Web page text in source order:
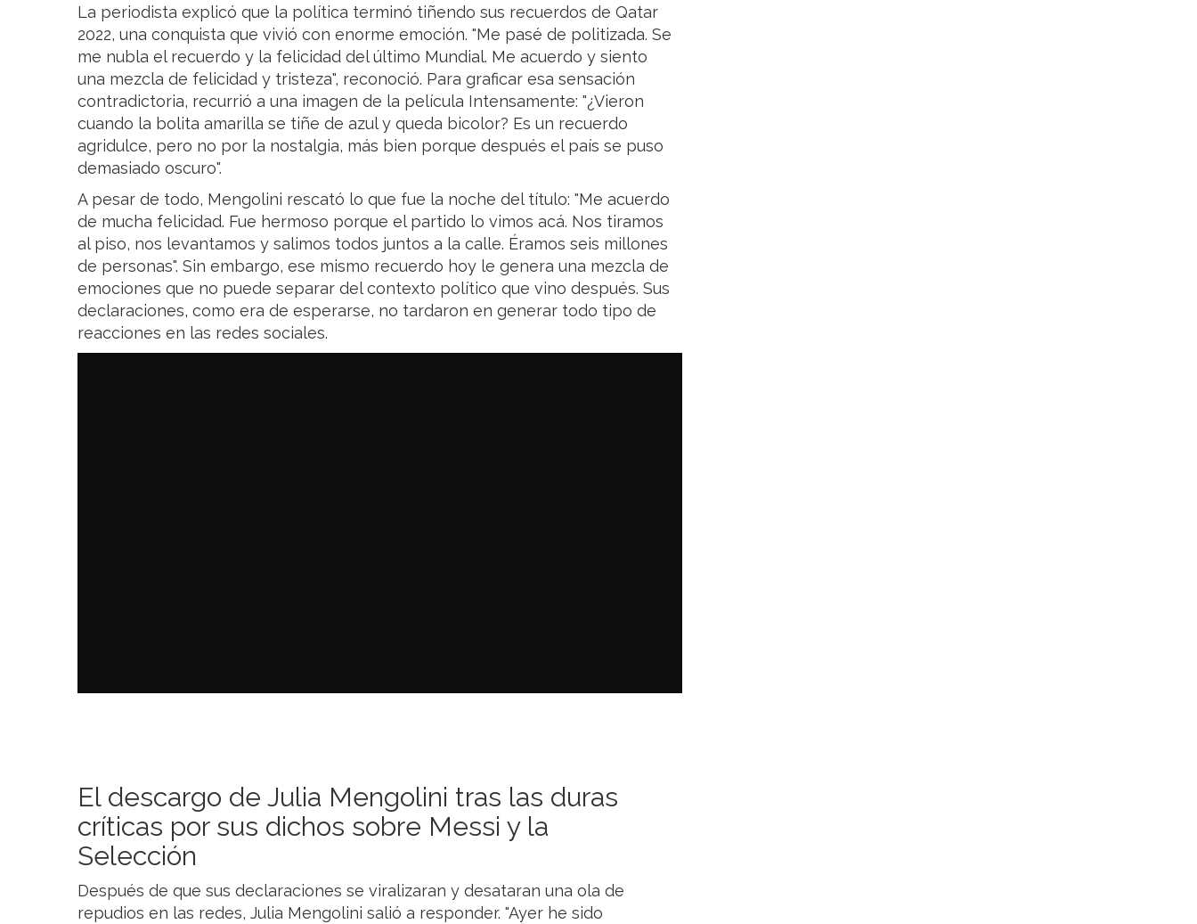
La periodista explicó que la política terminó tiñendo sus recuerdos de Qatar
2022, una conquista que vivió con enorme emoción. "Me pasé de politizada. Se
me nubla el recuerdo y la felicidad del último Mundial. Me acuerdo y siento
una mezcla de felicidad y tristeza", reconoció. Para graficar esa sensación
contradictoria, recurrió a una imagen de la película Intensamente: "¿Vieron
cuando la bolita amarilla se tiñe de azul y queda bicolor? Es un recuerdo
agridulce, pero no por la nostalgia, más bien porque después el país se puso
demasiado oscuro".
A pesar de todo, Mengolini rescató lo que fue la noche del título: "Me acuerdo
de mucha felicidad. Fue hermoso porque el partido lo vimos acá. Nos tiramos
al piso, nos levantamos y salimos todos juntos a la calle. Éramos seis millones
de personas". Sin embargo, ese mismo recuerdo hoy le genera una mezcla de
emociones que no puede separar del contexto político que vino después. Sus
declaraciones, como era de esperarse, no tardaron en generar todo tipo de
reacciones en las redes sociales.
El descargo de Julia Mengolini tras las duras
críticas por sus dichos sobre Messi y la
Selección
Después de que sus declaraciones se viralizaran y desataran una ola de
repudios en las redes, Julia Mengolini salió a responder. "Ayer he sido